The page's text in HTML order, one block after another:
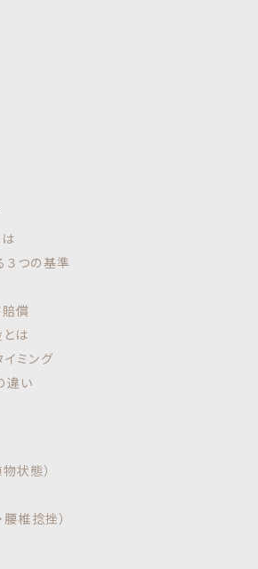
つの基準
償
は
ミング
違い
状態）
椎捻挫）